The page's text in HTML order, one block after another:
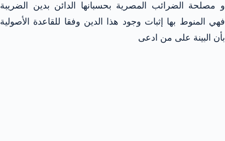
و مصلحة الضرائب المصرية بحسبانها الدائن بدين الضريبة
فهي المنوط بها إثبات وجود هذا الدين وفقا للقاعدة الأصولية
بأن البينة على من ادعى